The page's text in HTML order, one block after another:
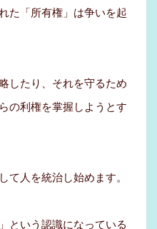
た「所有権」は争いを起
したり、それを守るため
の利権を掌握しようとす
て人を統治し始めます。
という認識になっている